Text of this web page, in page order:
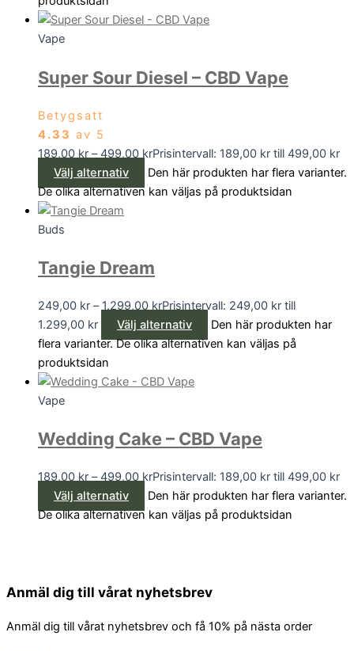
Vape
Super Sour Diesel – CBD Vape
Betygsatt
4.33 av 5
189,00 kr – 499,00 krPrisintervall: 189,00 kr till 499,00 kr
Välj alternativ
Den här produkten har flera varianter.
De olika alternativen kan väljas på produktsidan
Buds
Tangie Dream
249,00 kr – 1.299,00 krPrisintervall: 249,00 kr till
1.299,00 kr
Välj alternativ
Den här produkten har
flera varianter. De olika alternativen kan väljas på
produktsidan
Vape
Wedding Cake – CBD Vape
189,00 kr – 499,00 krPrisintervall: 189,00 kr till 499,00 kr
Välj alternativ
Den här produkten har flera varianter.
De olika alternativen kan väljas på produktsidan
Anmäl dig till vårat nyhetsbrev
Anmäl dig till vårat nyhetsbrev och få 10% på nästa order